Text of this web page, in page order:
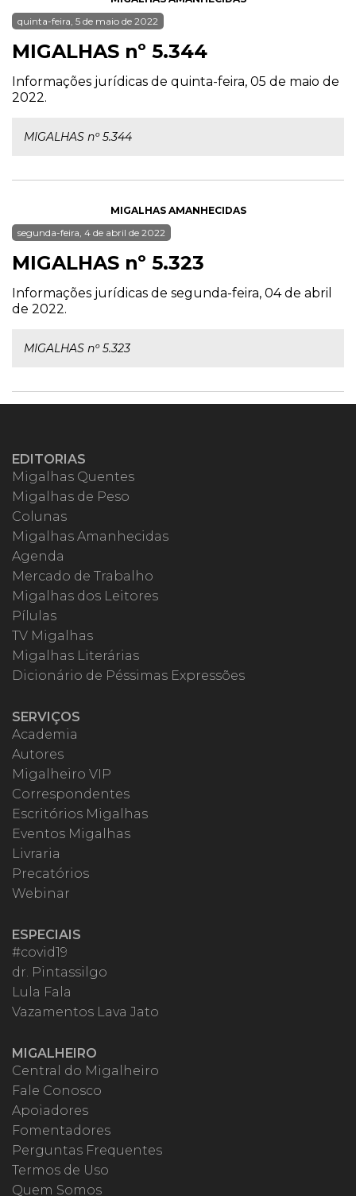
quinta-feira, 5 de maio de 2022
MIGALHAS nº 5.344
Informações jurídicas de quinta-feira, 05 de maio de
2022.
MIGALHAS nº 5.344
MIGALHAS AMANHECIDAS
segunda-feira, 4 de abril de 2022
MIGALHAS nº 5.323
Informações jurídicas de segunda-feira, 04 de abril
de 2022.
MIGALHAS nº 5.323
EDITORIAS
Migalhas Quentes
Migalhas de Peso
Colunas
Migalhas Amanhecidas
Agenda
Mercado de Trabalho
Migalhas dos Leitores
Pílulas
TV Migalhas
Migalhas Literárias
Dicionário de Péssimas Expressões
SERVIÇOS
Academia
Autores
Migalheiro VIP
Correspondentes
Escritórios Migalhas
Eventos Migalhas
Livraria
Precatórios
Webinar
ESPECIAIS
#covid19
dr. Pintassilgo
Lula Fala
Vazamentos Lava Jato
MIGALHEIRO
Central do Migalheiro
Fale Conosco
Apoiadores
Fomentadores
Perguntas Frequentes
Termos de Uso
Quem Somos